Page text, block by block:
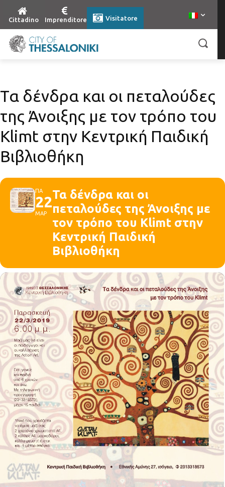
Cittadino Imprenditore Visitatore
Τα δένδρα και οι πεταλούδες
της Άνοιξης με τον τρόπο του
Klimt στην Κεντρική Παιδική
Βιβλιοθήκη
ΠΑ
22
ΜΑΡ
Τα δένδρα και οι
πεταλούδες της Άνοιξης με
τον τρόπο του Klimt στην
Κεντρική Παιδική
Βιβλιοθήκη